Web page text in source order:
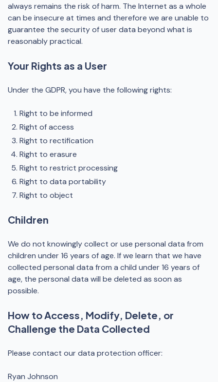
always remains the risk of harm. The Internet as a whole
can be insecure at times and therefore we are unable to
guarantee the security of user data beyond what is
reasonably practical.
Your Rights as a User
Under the GDPR, you have the following rights:
Right to be informed
Right of access
Right to rectification
Right to erasure
Right to restrict processing
Right to data portability
Right to object
Children
We do not knowingly collect or use personal data from
children under 16 years of age. If we learn that we have
collected personal data from a child under 16 years of
age, the personal data will be deleted as soon as
possible.
How to Access, Modify, Delete, or
Challenge the Data Collected
Please contact our data protection officer:
Ryan Johnson